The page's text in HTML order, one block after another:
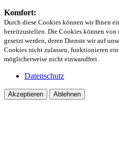
Komfort:
Durch diese Cookies können wir Ihnen
bereitzustellen. Die Cookies können von
gesetzt werden, deren Dienste wir auf
Cookies nicht zulassen, funktionieren
möglicherweise nicht einwandfrei.
Datenschutz
Akzeptieren Ablehnen